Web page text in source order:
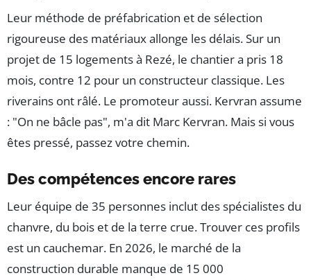
Leur méthode de préfabrication et de sélection
rigoureuse des matériaux allonge les délais. Sur un
projet de 15 logements à Rezé, le chantier a pris 18
mois, contre 12 pour un constructeur classique. Les
riverains ont râlé. Le promoteur aussi. Kervran assume
: "On ne bâcle pas", m'a dit Marc Kervran. Mais si vous
êtes pressé, passez votre chemin.
Des compétences encore rares
Leur équipe de 35 personnes inclut des spécialistes du
chanvre, du bois et de la terre crue. Trouver ces profils
est un cauchemar. En 2026, le marché de la
construction durable manque de 15 000